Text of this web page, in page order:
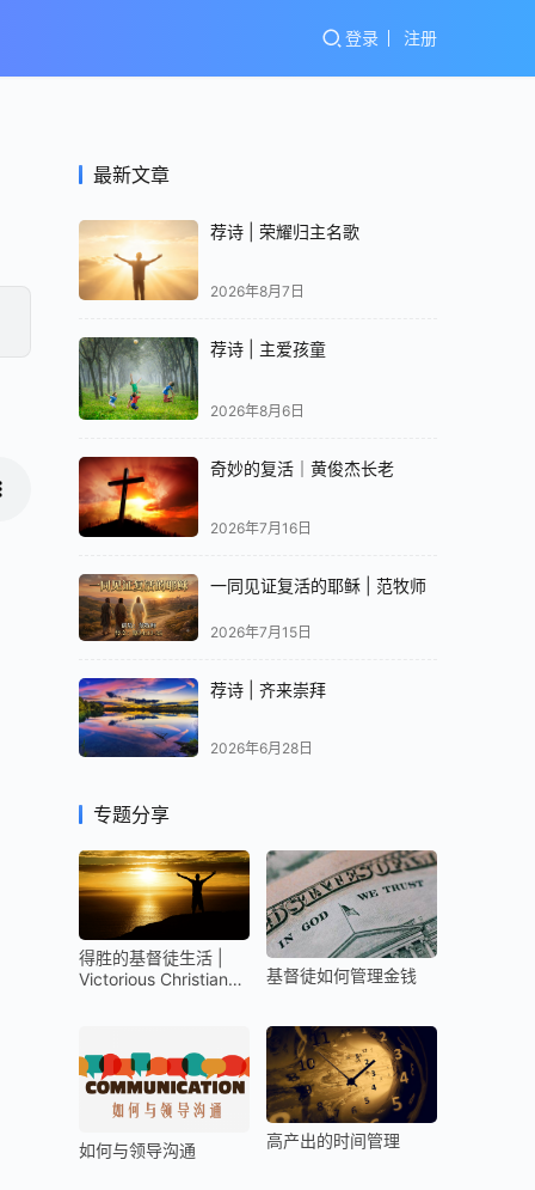
登录 注册
最新文章
荐诗 | 荣耀归主名歌
2026年8月7日
荐诗 | 主爱孩童
2026年8月6日
奇妙的复活｜黄俊杰长老
2026年7月16日
一同见证复活的耶稣 | 范牧师
2026年7月15日
荐诗 | 齐来崇拜
2026年6月28日
专题分享
得胜的基督徒生活 |
Victorious Christian
基督徒如何管理金钱
如何与领导沟通 高产出的时间管理